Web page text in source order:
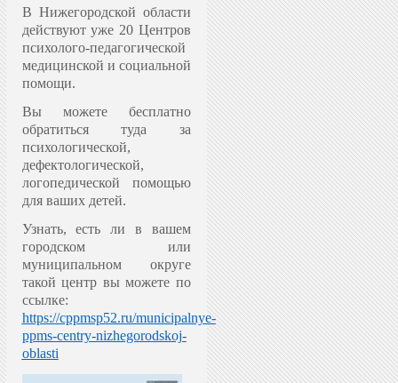
В Нижегородской области
действуют уже 20 Центров
психолого-педагогической
медицинской и социальной
помощи.
Вы можете бесплатно
обратиться туда за
психологической,
дефектологической,
логопедической помощью
для ваших детей.
Узнать, есть ли в вашем
городском или
муниципальном округе
такой центр вы можете по
ссылке:
https://cppmsp52.ru/municipalnye-
ppms-centry-nizhegorodskoj-
oblasti